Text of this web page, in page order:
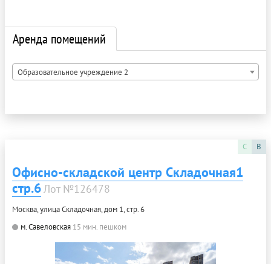
Аренда помещений
Образовательное учреждение 2
C B
Офисно-складской центр Складочная1
стр.6Лот №126478
Москва, улица Складочная, дом 1, стр. 6
м. Савеловская 15 мин. пешком